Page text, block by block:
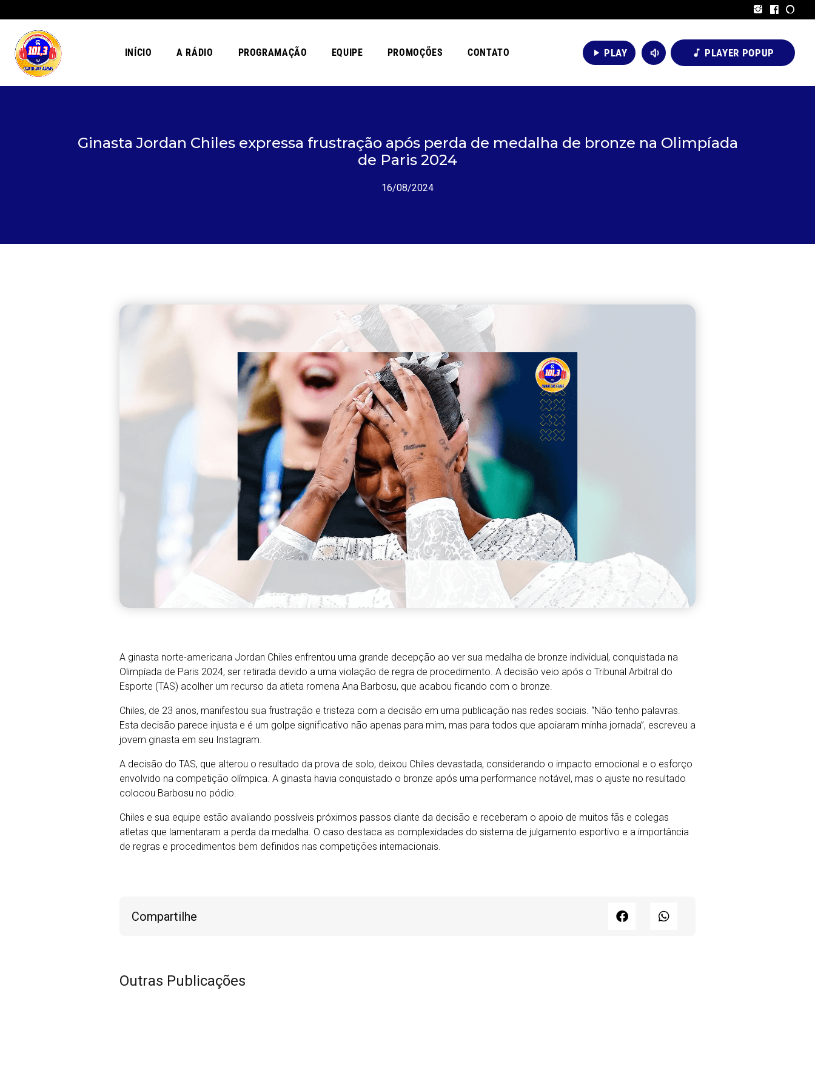
INÍCIO A RÁDIO PROGRAMAÇÃO EQUIPE PROMOÇÕES CONTATO play_arrow PLAY volume_down music_note PLAYER POPUP
Ginasta Jordan Chiles expressa frustração após perda de medalha de bronze na Olimpíada
de Paris 2024
16/08/2024
A ginasta norte-americana Jordan Chiles enfrentou uma grande decepção ao ver sua medalha de bronze individual, conquistada na
Olimpíada de Paris 2024, ser retirada devido a uma violação de regra de procedimento. A decisão veio após o Tribunal Arbitral do
Esporte (TAS) acolher um recurso da atleta romena Ana Barbosu, que acabou ficando com o bronze.
Chiles, de 23 anos, manifestou sua frustração e tristeza com a decisão em uma publicação nas redes sociais. “Não tenho palavras.
Esta decisão parece injusta e é um golpe significativo não apenas para mim, mas para todos que apoiaram minha jornada”, escreveu a
jovem ginasta em seu Instagram.
A decisão do TAS, que alterou o resultado da prova de solo, deixou Chiles devastada, considerando o impacto emocional e o esforço
envolvido na competição olímpica. A ginasta havia conquistado o bronze após uma performance notável, mas o ajuste no resultado
colocou Barbosu no pódio.
Chiles e sua equipe estão avaliando possíveis próximos passos diante da decisão e receberam o apoio de muitos fãs e colegas
atletas que lamentaram a perda da medalha. O caso destaca as complexidades do sistema de julgamento esportivo e a importância
de regras e procedimentos bem definidos nas competições internacionais.
Compartilhe
Outras Publicações